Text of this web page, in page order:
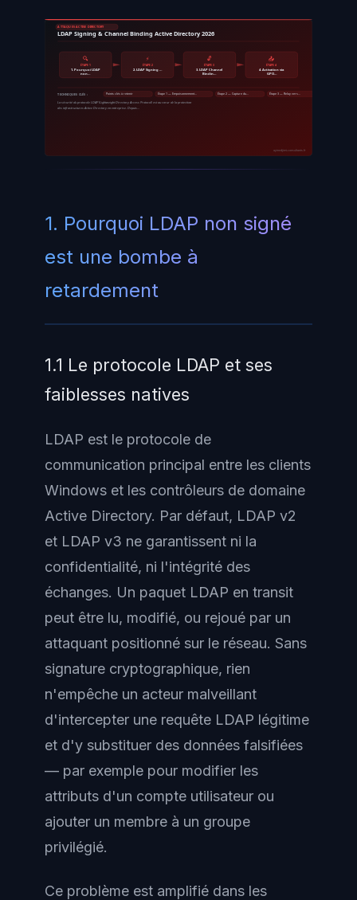
ATTAQUES ACTIVE DIRECTORY
LDAP Signing & Channel Binding Active Directory 2026
🔍
ÉTAPE 1
1. Pourquoi LDAP
non…
⚡
ÉTAPE 2
2. LDAP Signing …
🔓
ÉTAPE 3
3. LDAP Channel
Bindin…
📤
ÉTAPE 4
4. Activation via
GPO…
TECHNIQUES CLÉS : Points clés à retenir Étape 1 — Empoisonnement… Étape 2 — Capture du… Étape 3 — Relay vers…
La sécurité du protocole LDAP (Lightweight Directory Access Protocol) est au cœur de la protection
des infrastructures Active Directory en entreprise. Depuis…
ayinedjimi-consultants.fr
1. Pourquoi LDAP non signé
est une bombe à
retardement
1.1 Le protocole LDAP et ses
faiblesses natives
LDAP est le protocole de
communication principal entre les clients
Windows et les contrôleurs de domaine
Active Directory. Par défaut, LDAP v2
et LDAP v3 ne garantissent ni la
confidentialité, ni l'intégrité des
échanges. Un paquet LDAP en transit
peut être lu, modifié, ou rejoué par un
attaquant positionné sur le réseau. Sans
signature cryptographique, rien
n'empêche un acteur malveillant
d'intercepter une requête LDAP légitime
et d'y substituer des données falsifiées
— par exemple pour modifier les
attributs d'un compte utilisateur ou
ajouter un membre à un groupe
privilégié.
Ce problème est amplifié dans les